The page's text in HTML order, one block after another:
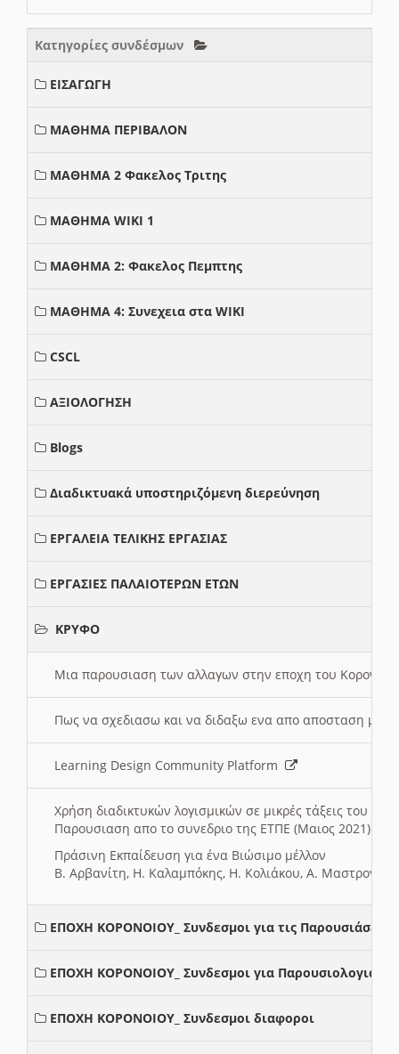
Κατηγορίες συνδέσμων
ΕΙΣΑΓΩΓΗ
ΜΑΘΗΜΑ ΠΕΡΙΒΑΛΟΝ
ΜΑΘΗΜΑ 2 Φακελος Τριτης
ΜΑΘΗΜΑ WIKI 1
ΜΑΘΗΜΑ 2: Φακελος Πεμπτης
ΜΑΘΗΜΑ 4: Συνεχεια στα WIKI
CSCL
ΑΞΙΟΛΟΓΗΣΗ
Blogs
Διαδικτυακά υποστηριζόμενη διερεύνηση
ΕΡΓΑΛΕΙΑ ΤΕΛΙΚΗΣ ΕΡΓΑΣΙΑΣ
ΕΡΓΑΣΙΕΣ ΠΑΛΑΙΟΤΕΡΩΝ ΕΤΩΝ
ΚΡΥΦΟ
Μια παρουσιαση των αλλαγων στην εποχη του
Πως να σχεδιασω και να διδαξω ενα απο αποσταση
Learning Design Community Platform
Χρήση διαδικτυκών λογισμικών σε μικρές τάξεις του
Παρουσιαση απο το συνεδριο της ΕΤΠΕ (Μαιος 2021)
Πράσινη Εκπαίδευση για ένα Βιώσιμο μέλλον
Β. Αρβανίτη, Η. Καλαμπόκης, Η. Κολιάκου, Α.
ΕΠΟΧΗ ΚΟΡΟΝΟΙΟΥ_ Συνδεσμοι για τις Παρουσιάσεις
ΕΠΟΧΗ ΚΟΡΟΝΟΙΟΥ_ Συνδεσμοι για Παρουσιολογια
ΕΠΟΧΗ ΚΟΡΟΝΟΙΟΥ_ Συνδεσμοι διαφοροι